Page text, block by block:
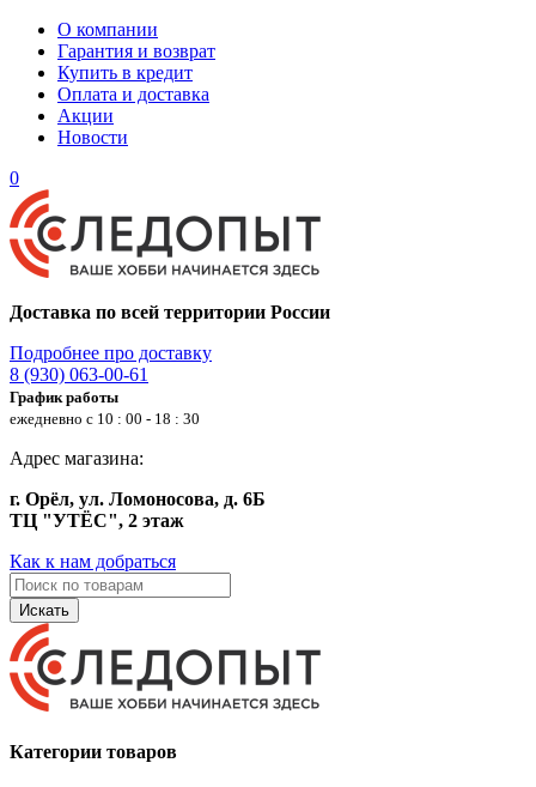
О компании
Гарантия и возврат
Купить в кредит
Оплата и доставка
Акции
Новости
0
Доставка по всей территории России
Подробнее про доставку
8 (930) 063-00-61
График работы
ежедневно с 10 : 00 - 18 : 30
Адрес магазина:
г. Орёл, ул. Ломоносова, д. 6Б
ТЦ "УТЁС", 2 этаж
Как к нам добраться
Искать
Категории товаров